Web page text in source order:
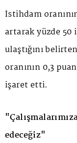
İstihdam
artarak yüzde
ulaştığını
oranının 0,3
işaret etti.
edeceğiz"